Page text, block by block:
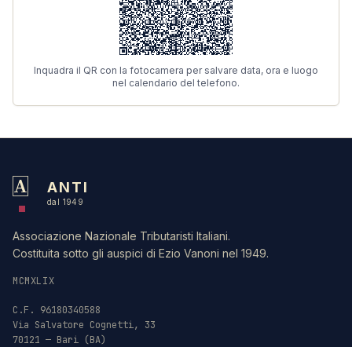
Inquadra il QR con la fotocamera per salvare data, ora e luogo
nel calendario del telefono.
A ANTI
dal 1949
Associazione Nazionale Tributaristi Italiani.
Costituita sotto gli auspici di Ezio Vanoni nel 1949.
MCMXLIX
C.F. 96180340588
Via Salvatore Cognetti, 33
70121 — Bari (BA)